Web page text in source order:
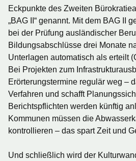
Eckpunkte des Zweiten
„BAG II“ genannt. Mit dem BAG II
bei der Prüfung ausländischer
Bildungsabschlüsse drei Monate
Unterlagen automatisch als erteilt
Bei Projekten zum
Erörterungstermine regulär weg –
Verfahren und schafft
Berichtspflichten werden künftig
Kommunen müssen die
kontrollieren – das spart Zeit und
Und schließlich wird der